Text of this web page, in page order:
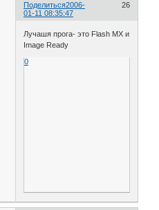
Поделиться 26
2006-
01-11 08:35:47
Лучашя прога- это Flash MX и
Image Ready
0